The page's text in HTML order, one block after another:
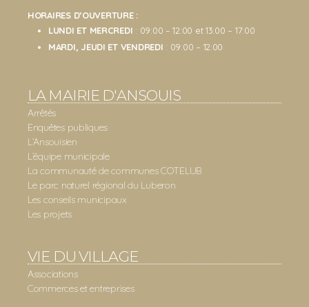
HORAIRES D’OUVERTURE :
LUNDI ET MERCREDI : 09:00 – 12:00 et 13:00 – 17:00
MARDI, JEUDI ET VENDREDI : 09:00 – 12:00
LA MAIRIE D'ANSOUIS
Arrêtés
Enquêtes publiques
L’Ansouisien
L’équipe municipale
La communauté de communes COTELUB
Le parc naturel régional du Luberon
Les conseils municipaux
Les projets
VIE DU VILLAGE
Associations
Commerces et entreprises